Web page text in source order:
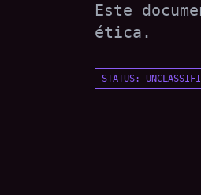
Este
ética.
STATUS: